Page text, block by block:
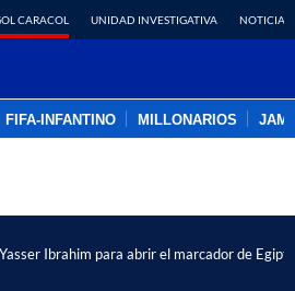
CARACOL UNIDAD INVESTIGATIVA NOTICIAS
FIFA-INFANTINO MILLONARIOS
Ibrahim para abrir el marcador de